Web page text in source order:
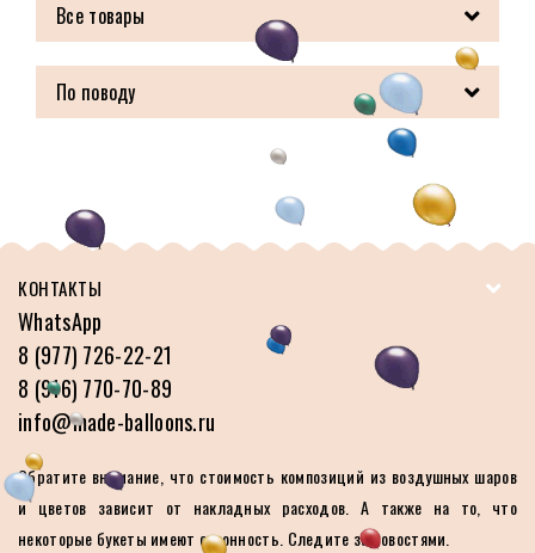
Все товары
По поводу
КОНТАКТЫ
WhatsApp
8 (977) 726-22-21
8 (916) 770-70-89
info@made-balloons.ru
Обратите внимание, что стоимость композиций из воздушных шаров
и цветов зависит от накладных расходов. А также на то, что
некоторые букеты имеют сезонность. Следите за новостями.